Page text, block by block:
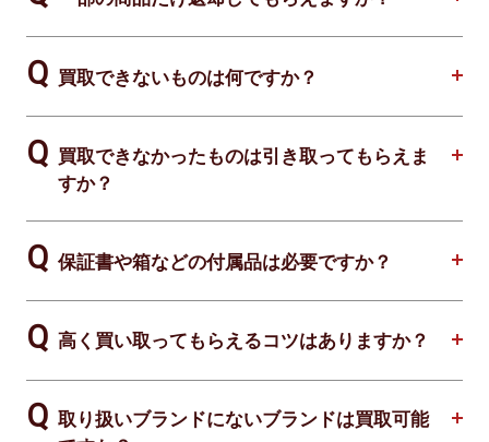
買取できないものは何ですか？
買取できなかったものは引き取ってもらえま
すか？
保証書や箱などの付属品は必要ですか？
高く買い取ってもらえるコツはありますか？
取り扱いブランドにないブランドは買取可能